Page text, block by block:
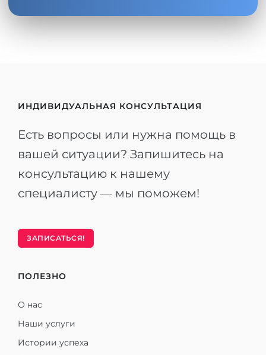
ИНДИВИДУАЛЬНАЯ КОНСУЛЬТАЦИЯ
Есть вопросы или нужна помощь в
вашей ситуации? Запишитесь на
консультацию к нашему
специалисту — мы поможем!
ЗАПИСАТЬСЯ!
ПОЛЕЗНО
О нас
Наши услуги
Истории успеха